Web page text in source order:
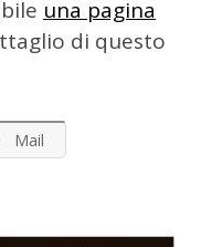
una pagina
di questo
Mail